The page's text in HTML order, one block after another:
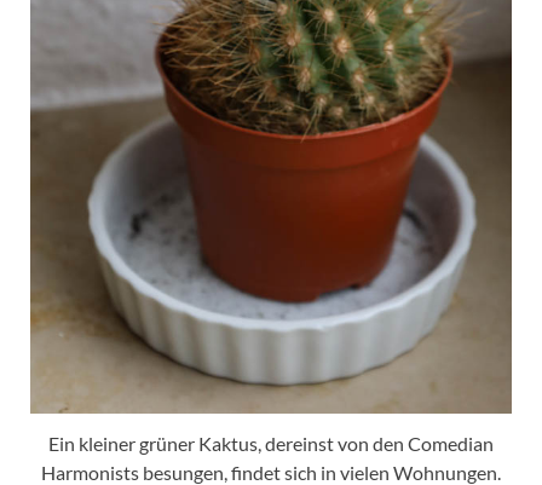
Ein kleiner grüner Kaktus, dereinst von den Comedian
Harmonists besungen, findet sich in vielen Wohnungen.